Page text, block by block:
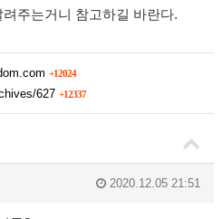
주는거니 참고하길 바란다.
+12024
627 +12337
2020.12.05 21:51